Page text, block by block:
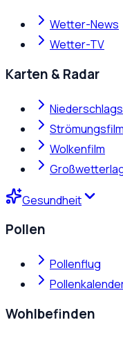
Wetter-News
Wetter-TV
Karten & Radar
Strömungsfilm
Wolkenfilm
Gesundheit
Pollen
Pollenflug
Wohlbefinden